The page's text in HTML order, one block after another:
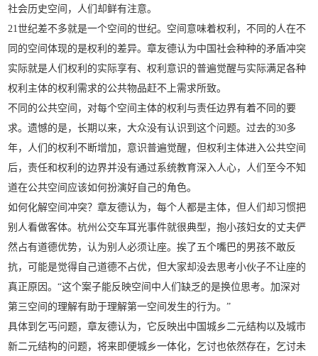
社会历史空间，人们却鲜有注意。
21世纪差不多就是一个空间的世纪。空间意味着权利，不同的人在不
同的空间体现的是权利的差异。章友德认为中国社会种种的矛盾冲突
实际就是人们权利的实际享有、权利意识的普遍觉醒与实际满足各种
权利主体的权利需求的公共物品赶不上需求所致。
不同的公共空间，对每个空间主体的权利与责任边界有着不同的要
求。遗憾的是，长期以来，大众没有认识到这个问题。过去的30多
年，人们的权利不断增加，意识普遍觉醒，但权利主体进入公共空间
后，责任和权利的边界并没有通过系统教育深入人心，人们至今不知
道在公共空间应该如何扮演好自己的角色。
如何化解空间冲突？章友德认为，每个人都是主体，但人们却习惯把
别人看做客体。杭州公交车耳光事件就很典型，抱小孩妇女的丈夫俨
然占有道德优势，认为别人必须让座。挨了五个嘴巴的男孩不敢反
抗，可能是觉得自己道德不占优，但大家却没去思考小伙子不让座的
真正原因。“这个案子能反映空间中人们缺乏的是换位思考。加深对
第三空间的理解有助于理解第一空间发生的行为。”
具体到乞丐问题，章友德认为，它反映出中国城乡二元结构以及城市
新二元结构的问题，将来即便城乡一体化，乞讨也依然存在，乞讨未